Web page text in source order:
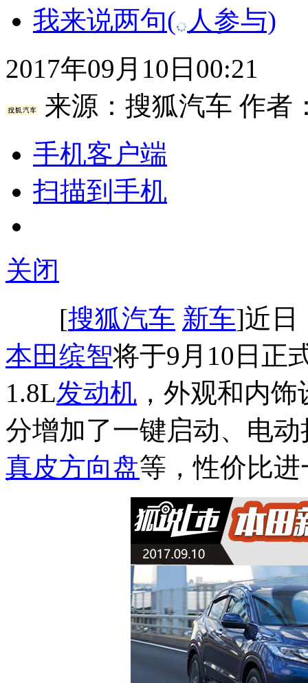
我来说两句( 人参与)
2017年09月10日00:21
来源： 搜狐汽车 作者
手机客户端
扫描到手机
关闭
[搜狐汽车 新车]近日
本田缤智将于9月10日正
1.8L发动机 ，外观和内
分增加了一键启动、电
真皮方向盘等，性价比